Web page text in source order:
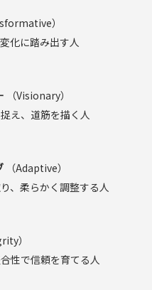
）
化に踏み出す人
（Visionary）
え、道筋を描く人
（Adaptive）
、柔らかく調整する人
）
性で信頼を育てる人